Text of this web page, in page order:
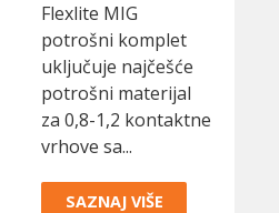
Flexlite MIG
potrošni komplet
uključuje najčešće
potrošni materijal
za 0,8-1,2 kontaktne
vrhove sa...
SAZNAJ VIŠE